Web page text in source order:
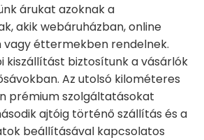
árukat azoknak a
akik webáruházban, online
éttermekben rendelnek.
kiszállítást biztosítunk a vásárlók
Az utolsó kilométeres
prémium szolgáltatásokat
ajtóig történő szállítás és a
beállításával kapcsolatos